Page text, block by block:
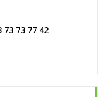
73 73 77 42